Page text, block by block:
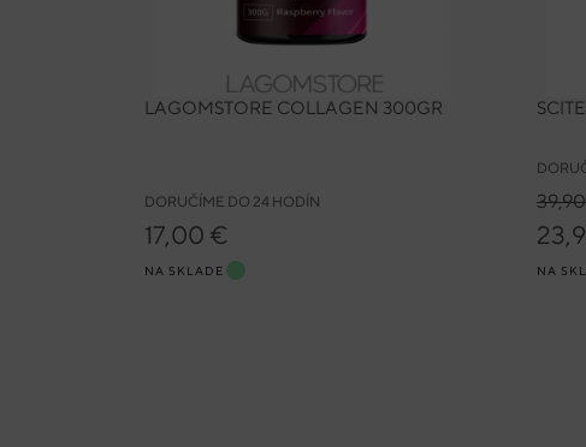
LAGOMSTORE COLLAGEN 300GR
DORUČÍME DO 24 HODÍN
17,00 €
NA SKLADE NA